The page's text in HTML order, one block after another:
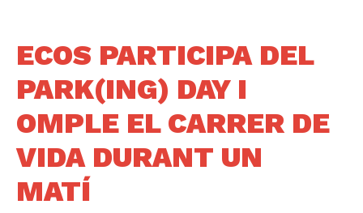
ECOS PARTICIPA DEL
PARK(ING) DAY I
OMPLE EL CARRER DE
VIDA DURANT UN
MATÍ